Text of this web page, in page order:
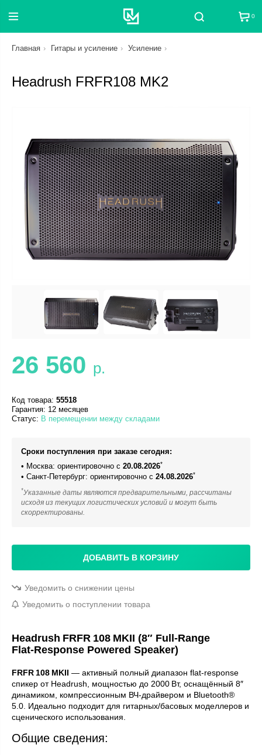
Поиск 0
Главная Гитары и усиление Усиление
Headrush FRFR108 MK2
26 560 р.
Код товара: 55518
Гарантия: 12 месяцев
Статус: В перемещении между складами
Сроки поступления при заказе сегодня:
• Москва: ориентировочно с 20.08.2026*
• Санкт-Петербург: ориентировочно с 24.08.2026*
*Указанные даты являются предварительными, рассчитаны
исходя из текущих логистических условий и могут быть
скорректированы.
ДОБАВИТЬ В КОРЗИНУ
Уведомить о снижении цены
Уведомить о поступлении товара
Headrush FRFR 108 MKII (8″ Full‑Range
Flat‑Response Powered Speaker)
FRFR 108 MKII — активный полный диапазон flat-response
спикер от Headrush, мощностью до 2000 Вт, оснащённый 8″
динамиком, компрессионным ВЧ-драйвером и Bluetooth®
5.0. Идеально подходит для гитарных/басовых моделлеров и
сценического использования.
Общие сведения: